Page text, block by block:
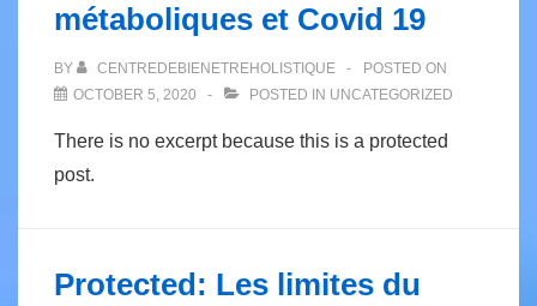
métaboliques et Covid 19
BY CENTREDEBIENETREHOLISTIQUE
POSTED ON
OCTOBER 5, 2020
POSTED IN UNCATEGORIZED
There is no excerpt because this is a protected
post.
Protected: Les limites du